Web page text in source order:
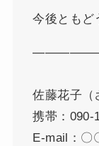
今後ともど
佐藤花子（
携帯：090-
E-mail：〇